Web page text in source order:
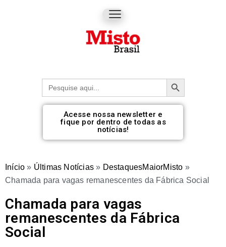
Procurar: Botão de pesquisa
Acesse nossa newsletter e
fique por dentro de todas as
notícias!
Início » Últimas Notícias » DestaquesMaiorMisto »
Chamada para vagas remanescentes da Fábrica Social
Chamada para vagas
remanescentes da Fábrica
Social